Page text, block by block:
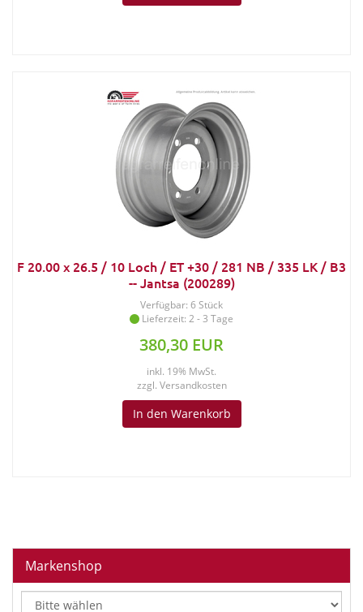
F 20.00 x 26.5 / 10 Loch / ET +30 / 281 NB / 335 LK / B3
-- Jantsa (200289)
Verfügbar: 6 Stück
Lieferzeit: 2 - 3 Tage
380,30 EUR
inkl. 19% MwSt.
zzgl. Versandkosten
In den Warenkorb
Markenshop